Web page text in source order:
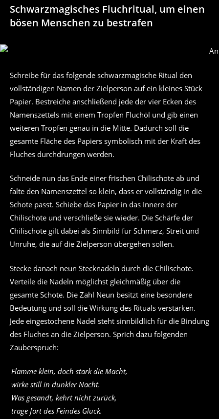
Schwarzmagisches Fluchritual, um einen
bösen Menschen zu bestrafen
Schreibe für das folgende schwarzmagische Ritual den
vollständigen Namen der Zielperson auf ein kleines Stück
Papier. Bestreiche anschließend jede der vier Ecken des
Namenszettels mit einem Tropfen Fluchöl und gib einen
weiteren Tropfen genau in die Mitte. Dadurch soll die
gesamte Fläche des Papiers symbolisch mit der Kraft des
Fluches durchdrungen werden.
Schneide nun das Ende einer frischen Chilischote ab und
falte den Namenszettel so klein, dass er vollständig in die
Schote passt. Schiebe das Papier in das Innere der
Chilischote und verschließe sie wieder. Die Schärfe der
Chilischote gilt dabei als Sinnbild für Schmerz, Streit und
Unruhe, die auf die Zielperson übergehen sollen.
Stecke danach neun Stecknadeln durch die Chilischote.
Verteile die Nadeln möglichst gleichmäßig über die
gesamte Schote. Die Zahl Neun besitzt eine besondere
Bedeutung und soll die Wirkung des Rituals verstärken.
Jede eingestochene Nadel steht sinnbildlich für die Bindung
des Fluches an die Zielperson. Sprich dazu folgenden
Zauberspruch:
Flamme klein, doch stark die Macht,
wirke still in dunkler Nacht.
Was gesandt, kehrt nicht zurück,
trage fort des Feindes Glück.